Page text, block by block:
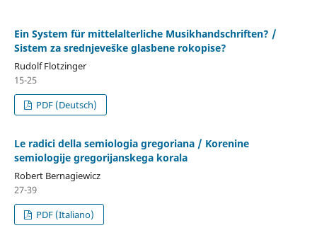
Ein System für mittelalterliche Musikhandschriften? /
Sistem za srednjeveške glasbene rokopise?
Rudolf Flotzinger
15-25
PDF (Deutsch)
Le radici della semiologia gregoriana / Korenine
semiologije gregorijanskega korala
Robert Bernagiewicz
27-39
PDF (Italiano)